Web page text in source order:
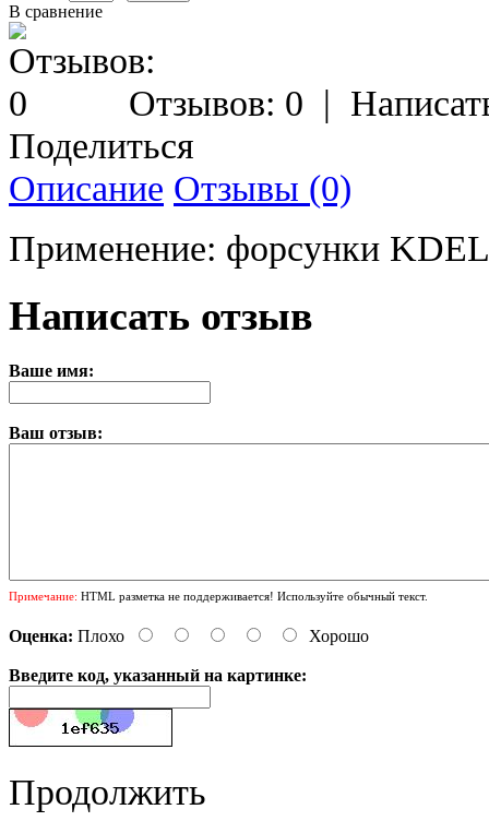
В сравнение
Отзывов: 0 |
Поделиться
Описание Отзывы (0)
Применение: форсунки
Написать отзыв
Ваше имя:
Ваш отзыв:
Примечание: HTML разметка не поддерживается! Используйте обычный текст.
Оценка: Плохо Хорошо
Введите код, указанный на картинке:
Продолжить